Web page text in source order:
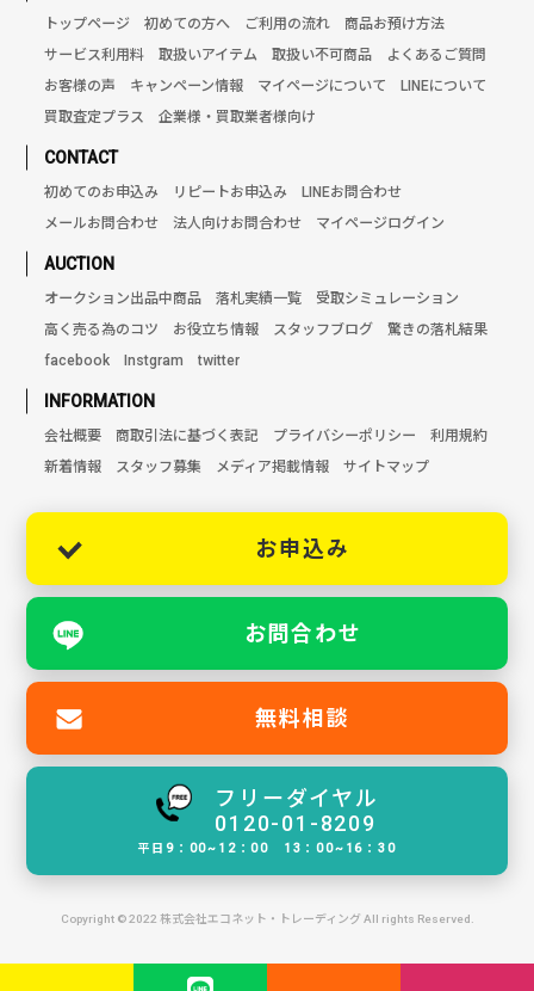
トップページ 初めての方へ ご利用の流れ
商品お預け方法
サービス利用料
取扱いアイテム 取扱い不可商品
よくあるご質問
お客様の声
キャンペーン情報 マイページについて
LINEについて
買取査定プラス
企業様・買取業者様向け
CONTACT
初めてのお申込み リピートお申込み
LINEお問合わせ
メールお問合わせ
法人向けお問合わせ マイページログイン
AUCTION
オークション出品中商品 落札実績一覧
受取シミュレーション
高く売る為のコツ
お役立ち情報 スタッフブログ
驚きの落札結果
facebook
Instgram twitter
INFORMATION
会社概要 商取引法に基づく表記 プライバシーポリシー
利用規約
新着情報
スタッフ募集 メディア掲載情報 サイトマップ
お申込み
お問合わせ
無料相談
フリーダイヤル
0120-01-8209
平日9：00~12：00 13：00~16：30
Copyright © 2022 株式会社エコネット・トレーディング All rights Reserved.